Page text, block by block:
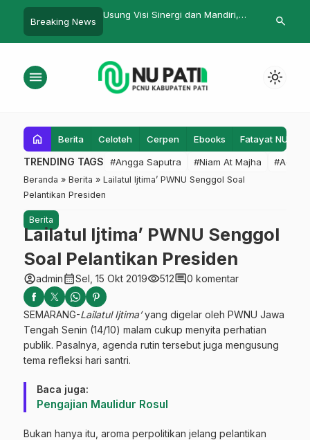
Breaking News
Ma’arif NU Kab.
Dikukuhkan
Majelis Masyayikh Kritik Paradoks
Dibiayai, Pesantren Hanya
Dibantu
LPBI NU
search
menu light_mode
home Berita Celoteh Cerpen Ebooks Fatayat NU
TRENDING TAGS #Angga Saputra #Niam At Majha #Admin
Beranda » Berita » Lailatul Ijtima’ PWNU Senggol Soal
Pelantikan Presiden
Berita
Lailatul Ijtima’ PWNU Senggol
Soal Pelantikan Presiden
account_circleadmincalendar_monthSel, 15 Okt 2019visibility512comment0 komentar
SEMARANG-Lailatul Ijtima’yang digelar oleh PWNU Jawa
Tengah Senin (14/10) malam cukup menyita perhatian
publik. Pasalnya, agenda rutin tersebut juga mengusung
tema refleksi hari santri.
Baca juga:
Pengajian Maulidur Rosul
Bukan hanya itu, aroma perpolitikan jelang pelantikan